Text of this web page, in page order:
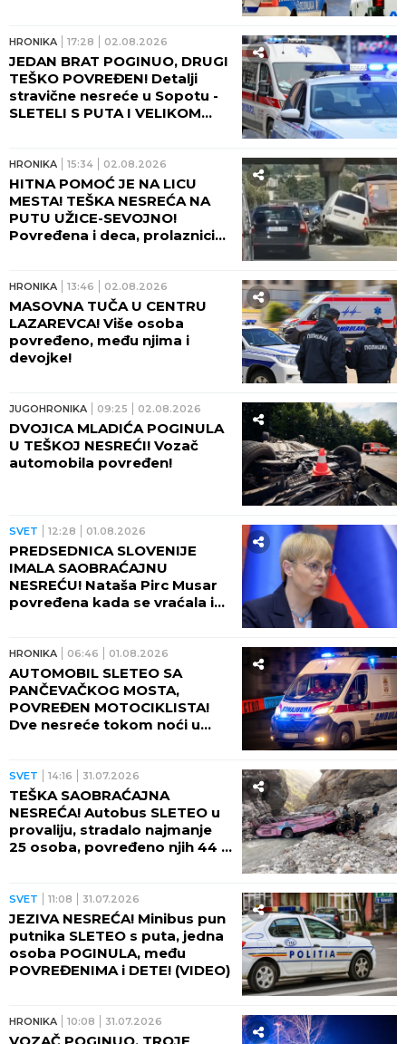
HRONIKA 17:28 02.08.2026
JEDAN BRAT POGINUO, DRUGI
TEŠKO POVREĐEN! Detalji
stravične nesreće u Sopotu -
SLETELI S PUTA I VELIKOM
HRONIKA 15:34 02.08.2026
HITNA POMOĆ JE NA LICU
MESTA! TEŠKA NESREĆA NA
PUTU UŽICE-SEVOJNO!
Povređena i deca, prolaznici
HRONIKA 13:46 02.08.2026
MASOVNA TUČA U CENTRU
LAZAREVCA! Više osoba
povređeno, među njima i
devojke!
JUGOHRONIKA 09:25 02.08.2026
DVOJICA MLADIĆA POGINULA
U TEŠKOJ NESREĆI! Vozač
automobila povređen!
SVET 12:28 01.08.2026
PREDSEDNICA SLOVENIJE
IMALA SAOBRAĆAJNU
NESREĆU! Nataša Pirc Musar
povređena kada se vraćala iz
HRONIKA 06:46 01.08.2026
AUTOMOBIL SLETEO SA
PANČEVAČKOG MOSTA,
POVREĐEN MOTOCIKLISTA!
Dve nesreće tokom noći u
SVET 14:16 31.07.2026
TEŠKA SAOBRAĆAJNA
NESREĆA! Autobus SLETEO u
provaliju, stradalo najmanje
25 osoba, povređeno njih 44 -
SVET 11:08 31.07.2026
JEZIVA NESREĆA! Minibus pun
putnika SLETEO s puta, jedna
osoba POGINULA, među
POVREĐENIMA i DETE! (VIDEO)
HRONIKA 10:08 31.07.2026
VOZAČ POGINUO, TROJE